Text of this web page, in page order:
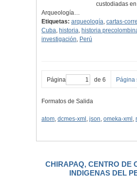
custodiadas
Arqueología…
Etiquetas: arqueología, cartas-
Cuba, historia, historia
investigación, Perú
Página de 6 Página
Formatos de Salida
atom, dcmes-xml , json, omeka-xml ,
CHIRAPAQ, CENTRO DE
INDIGENAS DEL